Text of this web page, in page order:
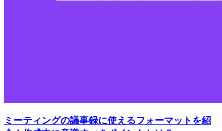
ミーティングの議事録に使えるフォーマットを紹